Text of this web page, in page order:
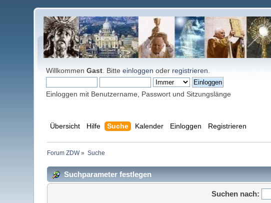
WillkommenGast . Bitteeinloggen oder registrieren
Einloggen mit Benutzername, Passwort und Sitzungslänge
Übersicht Hilfe Suche Kalender Einloggen Registrieren
Forum ZDW» Suche
Suchparameter festlegen
Suchen nach: